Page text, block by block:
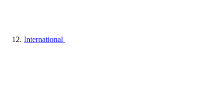
International